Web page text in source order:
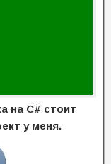
на C# стоит
у меня.